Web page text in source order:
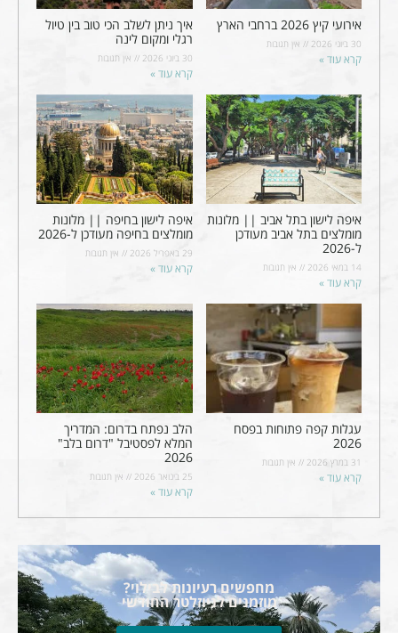
אירועי קיץ 2026 ברחבי הארץ
30 ביוני 2026 אין תגובות
קרא עוד »
איך ניתן לשלב הכי טוב בין טיול
רגלי ומקום לינה
30 ביוני 2026 אין תגובות
קרא עוד »
איפה לישון בתל אביב || מלונות
מומלצים בתל אביב מעודכן
ל-2026
14 במאי 2026 אין תגובות
קרא עוד »
איפה לישון בחיפה || מלונות
מומלצים בחיפה מעודכן ל-2026
29 באפריל 2026 אין תגובות
קרא עוד »
עגלות קפה פתוחות בפסח
2026
31 במרץ 2026 אין תגובות
קרא עוד »
הלב נפתח בדרום: המדריך
המלא לפסטיבל "דרום בלב"
2026
25 בינואר 2026 אין תגובות
קרא עוד »
מחפשים רעיונות לבילוי?
מוזמנים לניוזלטר החודשי